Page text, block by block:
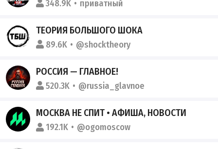
348.9K приватный
ТЕОРИЯ БОЛЬШОГО ШОКА
89.6K @shocktheory
РОССИЯ — ГЛАВНОЕ!
520.3K @russia_glavnoe
МОСКВА НЕ СПИТ • АФИША, НОВОСТИ
192.1K @ogomoscow